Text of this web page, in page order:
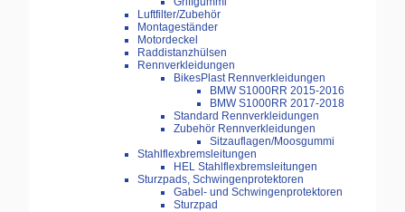
Luftfilter/Zubehör
Montageständer
Motordeckel
Raddistanzhülsen
Rennverkleidungen
BikesPlast Rennverkleidungen
BMW S1000RR 2015-2016
BMW S1000RR 2017-2018
Standard Rennverkleidungen
Zubehör Rennverkleidungen
Sitzauflagen/Moosgummi
Stahlflexbremsleitungen
HEL Stahlflexbremsleitungen
Sturzpads, Schwingenprotektoren
Gabel- und Schwingenprotektoren
Sturzpad